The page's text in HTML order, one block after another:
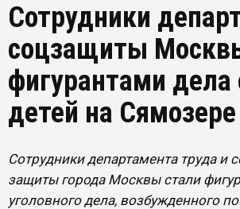
Сотрудники
соцзащиты
фигурантами дела
детей на Сямозере
Сотрудники департамента труда и
защиты города Москвы стали
уголовного дела, возбужденного